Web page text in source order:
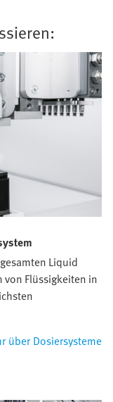
Liquid
Flüssigkeiten in
über Dosiersysteme